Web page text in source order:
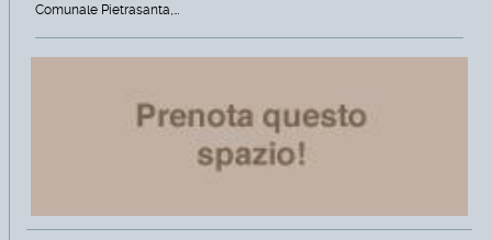
Comunale Pietrasanta,…